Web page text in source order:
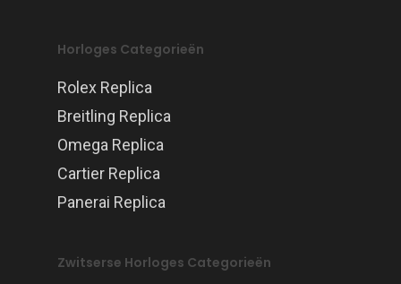
Horloges Categorieën
Rolex Replica
Breitling Replica
Omega Replica
Cartier Replica
Panerai Replica
Zwitserse Horloges Categorieën